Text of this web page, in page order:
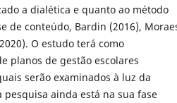
a dialética e quanto ao método
de conteúdo, Bardin (2016),
O estudo terá como
planos de gestão escolares
serão examinados à luz da
ainda está na sua fase